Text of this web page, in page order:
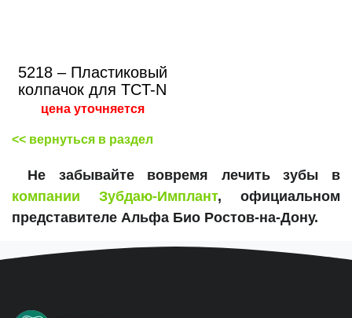
5218 – Пластиковый
колпачок для TCT-N
цена уточняется
<< вернуться в раздел
Не забывайте вовремя лечить зубы в
компании Зубдаю-Имплант, официальном
представителе Альфа Био Ростов-на-Дону.